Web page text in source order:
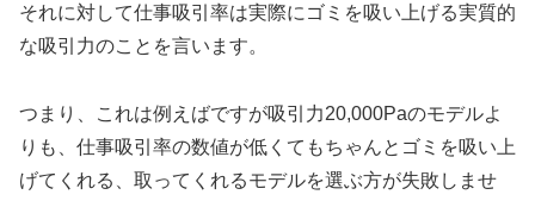
それに対して仕事吸引率は実際にゴミを吸い上げる実質的
な吸引力のことを言います。
つまり、これは例えばですが吸引力20,000Paのモデルよ
りも、仕事吸引率の数値が低くてもちゃんとゴミを吸い上
げてくれる、取ってくれるモデルを選ぶ方が失敗しませ